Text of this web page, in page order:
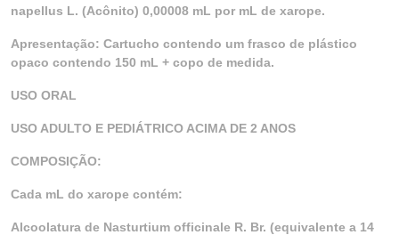
napellus L. (Acônito) 0,00008 mL por mL de xarope.
Apresentação: Cartucho contendo um frasco de plástico
opaco contendo 150 mL + copo de medida.
USO ORAL
USO ADULTO E PEDIÁTRICO ACIMA DE 2 ANOS
COMPOSIÇÃO:
Cada mL do xarope contém:
Alcoolatura de Nasturtium officinale R. Br. (equivalente a 14